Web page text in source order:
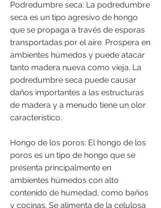
Podredumbre seca: La podredumbre
seca es un tipo agresivo de hongo
que se propaga a través de esporas
transportadas por el aire. Prospera en
ambientes húmedos y puede atacar
tanto madera nueva como vieja. La
podredumbre seca puede causar
daños importantes a las estructuras
de madera y a menudo tiene un olor
característico.
Hongo de los poros: El hongo de los
poros es un tipo de hongo que se
presenta principalmente en
ambientes húmedos con alto
contenido de humedad, como baños
y cocinas. Se alimenta de la celulosa